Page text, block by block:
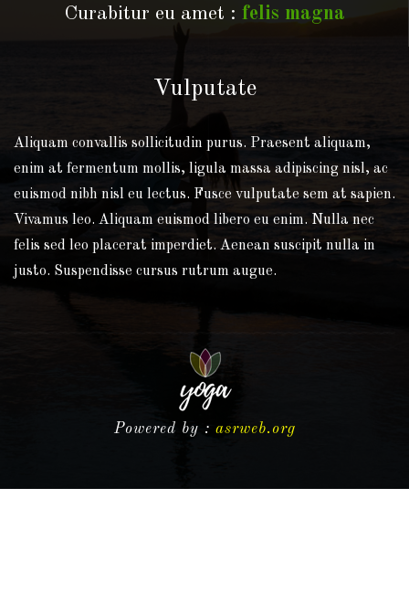
Curabitur eu amet : felis magna
Vulputate
Aliquam convallis sollicitudin purus. Praesent aliquam,
enim at fermentum mollis, ligula massa adipiscing nisl, ac
euismod nibh nisl eu lectus. Fusce vulputate sem at sapien.
Vivamus leo. Aliquam euismod libero eu enim. Nulla nec
felis sed leo placerat imperdiet. Aenean suscipit nulla in
justo. Suspendisse cursus rutrum augue.
Powered by : asrweb.org